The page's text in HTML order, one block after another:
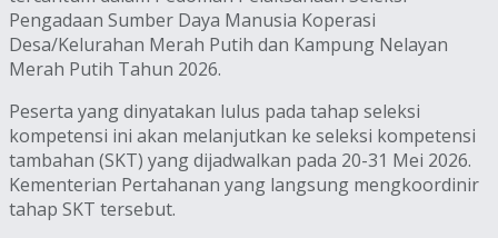
Pengadaan Sumber Daya Manusia Koperasi
Desa/Kelurahan Merah Putih dan Kampung Nelayan
Merah Putih Tahun 2026.
Peserta yang dinyatakan lulus pada tahap seleksi
kompetensi ini akan melanjutkan ke seleksi kompetensi
tambahan (SKT) yang dijadwalkan pada 20-31 Mei 2026.
Kementerian Pertahanan yang langsung mengkoordinir
tahap SKT tersebut.